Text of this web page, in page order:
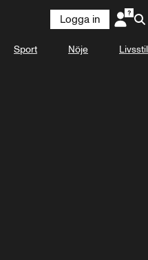
Logga in
Sport Nöje Livsstil